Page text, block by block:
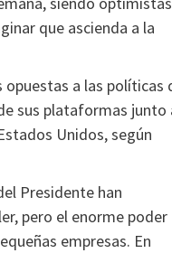
que ascienda a la
opuestas a las políticas
sus plataformas junto
Unidos, según
Presidente han
pero el enorme poder
empresas. En